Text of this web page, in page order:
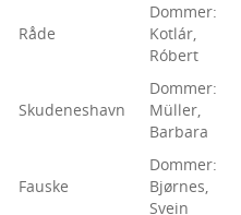
Råde
Dommer:
Kotlár,
Róbert
Skudeneshavn
Dommer:
Müller,
Barbara
Fauske
Dommer:
Bjørnes,
Svein